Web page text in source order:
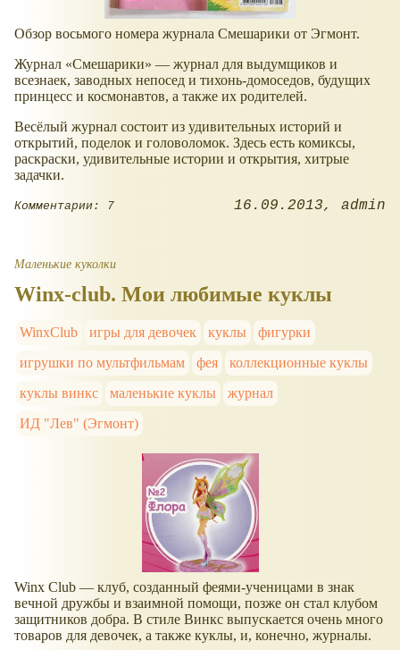
Обзор восьмого номера журнала Смешарики от Эгмонт.
Журнал
Смешарики
— журнал для выдумщиков и
всезнаек, заводных непосед и тихонь-домоседов, будущих
принцесс и космонавтов, а также их родителей.
Весёлый журнал состоит из удивительных историй и
открытий, поделок и головоломок. Здесь есть комиксы,
раскраски, удивительные истории и открытия, хитрые
задачки.
Комментарии: 7 16.09.2013 admin
Маленькие куколки
Winx-club. Мои любимые куклы
WinxClub игры для девочек куклы
фигурки
игрушки по мультфильмам
фея
коллекционные куклы
куклы винкс
маленькие куклы
журнал
ИД "Лев" (Эгмонт)
Winx Club — клуб, созданный феями-ученицами в знак
вечной дружбы и взаимной помощи, позже он стал клубом
защитников добра. В стиле Винкс выпускается очень много
товаров для девочек, а также куклы, и, конечно, журналы.